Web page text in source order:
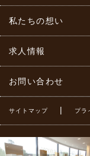
私たちの想い
求人情報
お問い合わせ
サイトマップ | プラ